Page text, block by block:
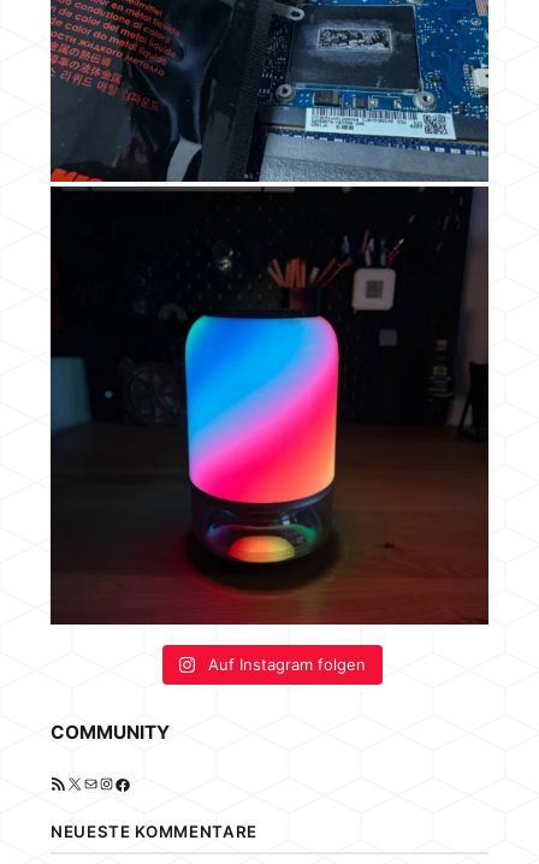
Auf Instagram folgen
COMMUNITY
RSS-Feed
X E-MailInstagram
Facebook
NEUESTE KOMMENTARE